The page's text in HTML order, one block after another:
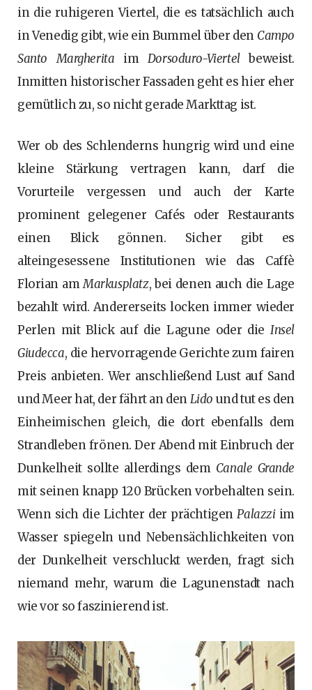
in die ruhigeren Viertel, die es tatsächlich auch
in Venedig gibt, wie ein Bummel über den Campo
Santo Margherita im Dorsoduro-Viertelbeweist.
Inmitten historischer Fassaden geht es hier eher
gemütlich zu, so nicht gerade Markttag ist.
Wer ob des Schlenderns hungrig wird und eine
kleine Stärkung vertragen kann, darf die
Vorurteile vergessen und auch der Karte
prominent gelegener Cafés oder Restaurants
einen Blick gönnen. Sicher gibt es
alteingesessene Institutionen wie das Caffè
Florian amMarkusplatz, bei denen auch die Lage
bezahlt wird. Andererseits locken immer wieder
Perlen mit Blick auf die Lagune oder dieInsel
Giudecca, die hervorragende Gerichte zum fairen
Preis anbieten. Wer anschließend Lust auf Sand
und Meer hat, der fährt an denLido und tut es den
Einheimischen gleich, die dort ebenfalls dem
Strandleben frönen. Der Abend mit Einbruch der
Dunkelheit sollte allerdings dem Canale Grande
mit seinen knapp 120 Brücken vorbehalten sein.
Wenn sich die Lichter der prächtigenPalazziim
Wasser spiegeln und Nebensächlichkeiten von
der Dunkelheit verschluckt werden, fragt sich
niemand mehr, warum die Lagunenstadt nach
wie vor so faszinierend ist.